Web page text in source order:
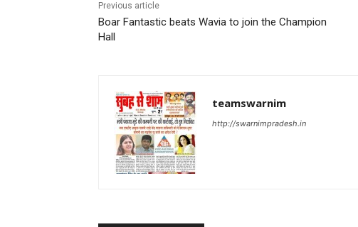
Previous article
Boar Fantastic beats Wavia to join the Champion
Hall
teamswarnim
http://swarnimpradesh.in